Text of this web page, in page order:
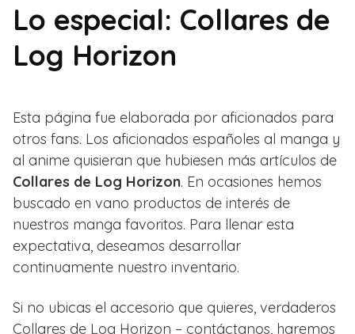
Lo especial: Collares de
Log Horizon
Esta página fue elaborada por aficionados para
otros fans. Los aficionados españoles al manga y
al anime quisieran que hubiesen más artículos de
Collares de Log Horizon. En ocasiones hemos
buscado en vano productos de interés de
nuestros manga favoritos. Para llenar esta
expectativa, deseamos desarrollar
continuamente nuestro inventario.
Si no ubicas el accesorio que quieres, verdaderos
Collares de Log Horizon – contáctanos, haremos